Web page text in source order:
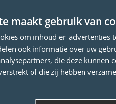
maakt gebruik van
om inhoud en advertenties
ook informatie over uw
die deze kunnen
of die zij hebben